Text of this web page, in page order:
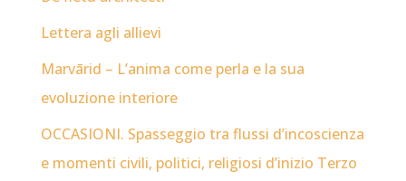
Lettera agli allievi
Marvārid – L’anima come perla e la sua
evoluzione interiore
OCCASIONI. Spasseggio tra flussi d’incoscienza
e momenti civili, politici, religiosi d’inizio Terzo